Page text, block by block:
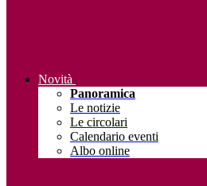
Novità
Panoramica
Le notizie
Le circolari
Calendario eventi
Albo online